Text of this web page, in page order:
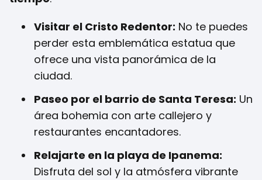
Visitar el Cristo Redentor: No te puedes
perder esta emblemática estatua que
ofrece una vista panorámica de la
ciudad.
Paseo por el barrio de Santa Teresa: Un
área bohemia con arte callejero y
restaurantes encantadores.
Relajarte en la playa de Ipanema:
Disfruta del sol y la atmósfera vibrante